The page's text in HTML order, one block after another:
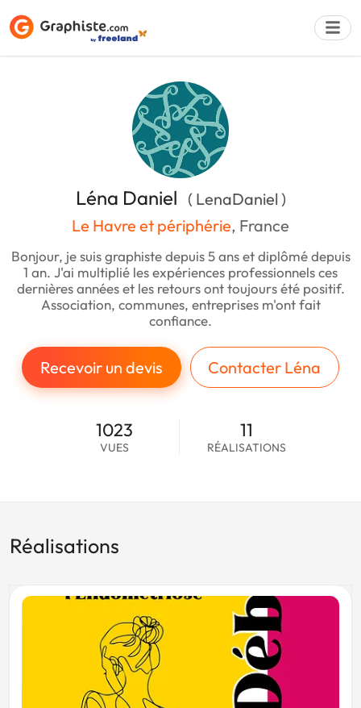
Léna Daniel ( LenaDaniel )
Le Havre et périphérie, France
Bonjour, je suis graphiste depuis 5 ans et diplômé depuis
1 an. J'ai multiplié les expériences professionnels ces
dernières années et les retours ont toujours été positif.
Association, communes, entreprises m'ont fait
confiance.
Recevoir un devis Contacter Léna
1023
VUES
11
RÉALISATIONS
Réalisations